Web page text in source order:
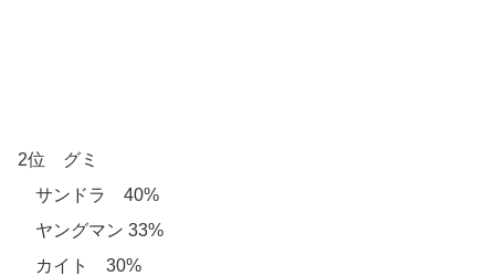
2位 グミ
サンドラ 40%
ヤングマン 33%
カイト 30%